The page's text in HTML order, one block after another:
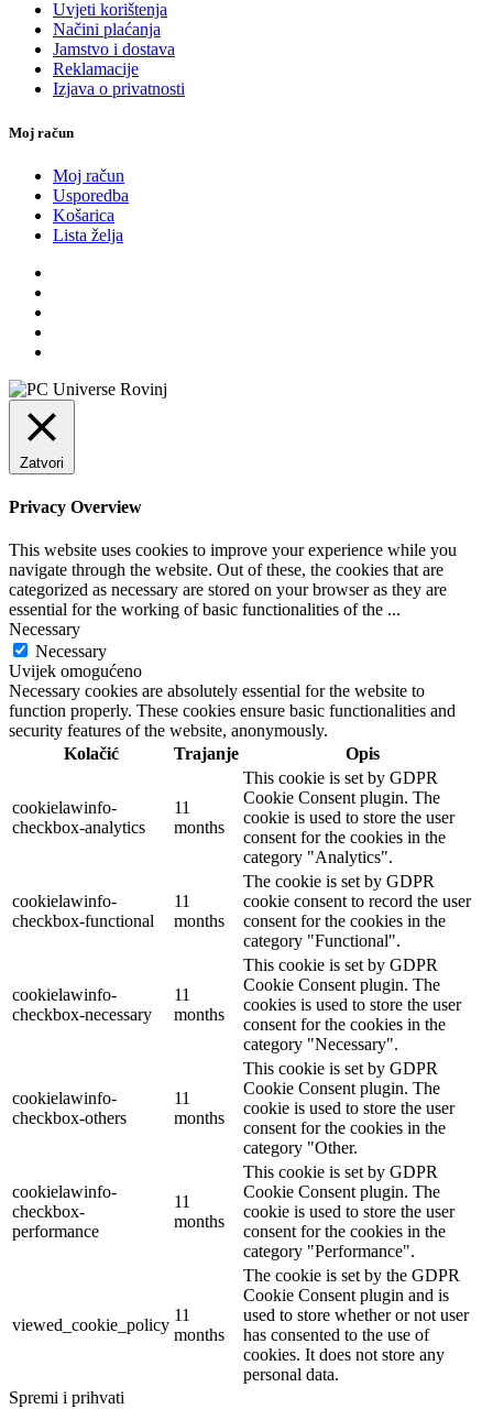
Uvjeti korištenja
Načini plaćanja
Jamstvo i dostava
Reklamacije
Izjava o privatnosti
Moj račun
Moj račun
Usporedba
Košarica
Lista želja
Zatvori
Privacy Overview
This website uses cookies to improve your experience while you
navigate through the website. Out of these, the cookies that are
categorized as necessary are stored on your browser as they are
essential for the working of basic functionalities of the ...
Necessary
Necessary
Uvijek omogućeno
Necessary cookies are absolutely essential for the website to
function properly. These cookies ensure basic functionalities and
security features of the website, anonymously.
Kolačić
Trajanje Opis
cookielawinfo-
checkbox-analytics
11
months
This cookie is set by GDPR
Cookie Consent plugin. The
cookie is used to store the user
consent for the cookies in the
category "Analytics".
cookielawinfo-
checkbox-functional
11
months
The cookie is set by GDPR
cookie consent to record the user
consent for the cookies in the
category "Functional".
cookielawinfo-
checkbox-necessary
11
months
This cookie is set by GDPR
Cookie Consent plugin. The
cookies is used to store the user
consent for the cookies in the
category "Necessary".
cookielawinfo-
checkbox-others
11
months
This cookie is set by GDPR
Cookie Consent plugin. The
cookie is used to store the user
consent for the cookies in the
category "Other.
cookielawinfo-
checkbox-
performance
11
months
This cookie is set by GDPR
Cookie Consent plugin. The
cookie is used to store the user
consent for the cookies in the
category "Performance".
viewed_cookie_policy
11
months
The cookie is set by the GDPR
Cookie Consent plugin and is
used to store whether or not user
has consented to the use of
cookies. It does not store any
personal data.
Spremi i prihvati